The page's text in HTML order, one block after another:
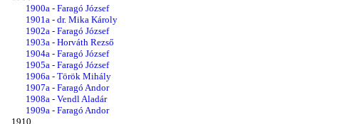
1900a - Faragó József
1901a - dr. Mika Károly
1902a - Faragó József
1903a - Horváth Rezső
1904a - Faragó József
1905a - Faragó József
1906a - Török Mihály
1907a - Faragó Andor
1908a - Vendl Aladár
1909a - Faragó Andor
1910